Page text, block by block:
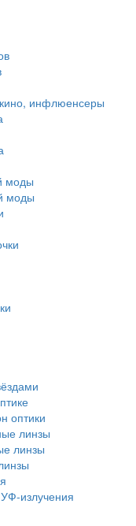
инфлюенсеры
моды
моды
оптики
линзы
линзы
излучения